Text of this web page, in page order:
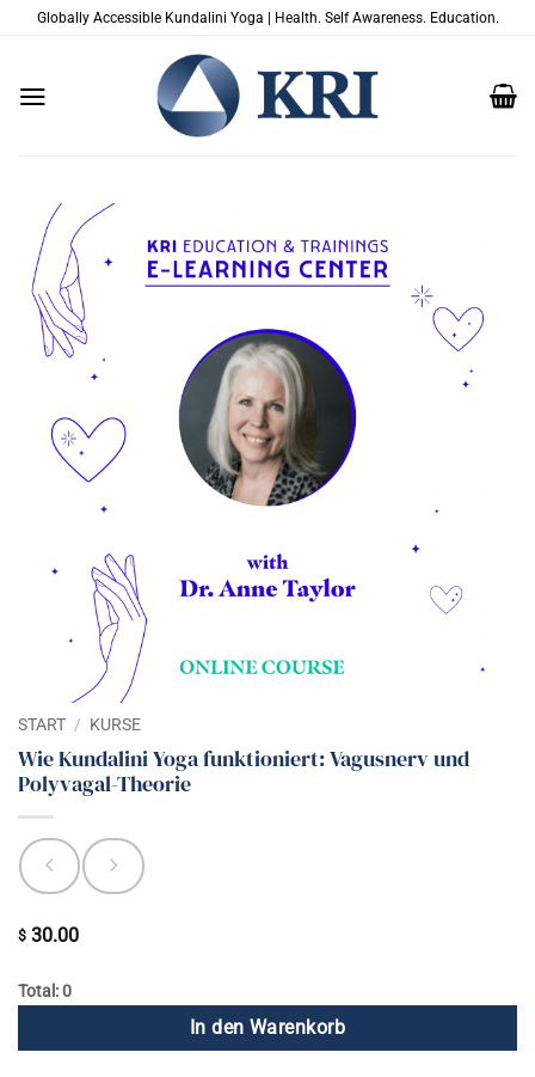
ZumGlobally Accessible Kundalini Yoga | Health. Self Awareness. Education.
START / KURSE
Wie Kundalini Yoga funktioniert: Vagusnerv und
Polyvagal-Theorie
$ 30.00
Total: 0
In den Warenkorb